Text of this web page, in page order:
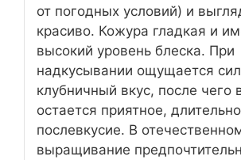
от погодных условий) и
красиво. Кожура гладкая и
высокий уровень блеска. При
надкусывании ощущается
клубничный вкус, после чего
остается приятное,
послевкусие. В
выращивание